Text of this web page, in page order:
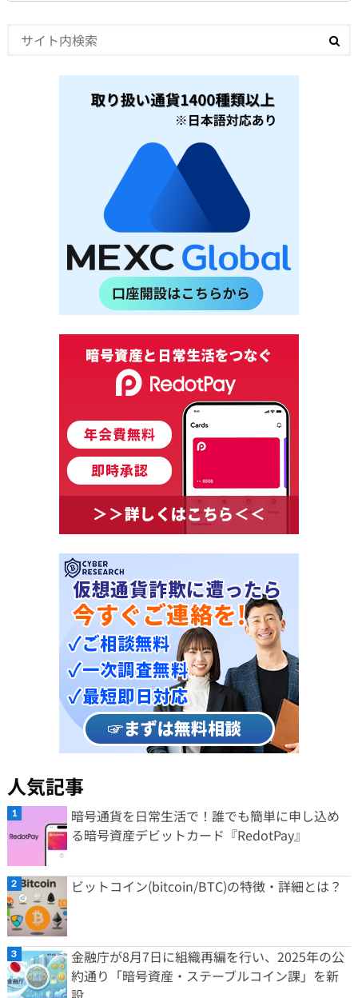
人気記事
暗号通貨を日常生活で！誰でも簡単に申し込め
る暗号資産デビットカード『RedotPay』
ビットコイン(bitcoin/BTC)の特徴・詳細とは？
金融庁が8月7日に組織再編を行い、2025年の公
約通り「暗号資産・ステーブルコイン課」を新